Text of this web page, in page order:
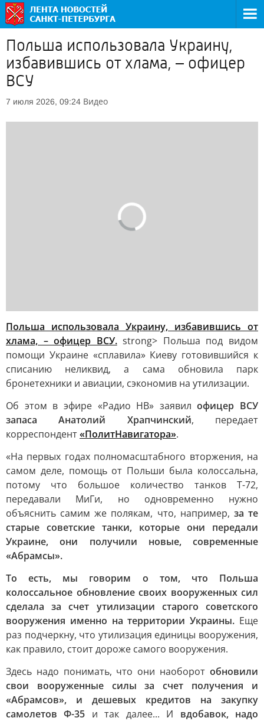
Польша использовала Украину,
избавившись от хлама, – офицер
ВСУ
7 июля 2026, 09:24 Видео
Польша использовала Украину, избавившись от
хлама, – офицер ВСУ.strong> Польша под видом
помощи Украине «сплавила» Киеву готовившийся к
списанию неликвид, а сама обновила парк
бронетехники и авиации, сэкономив на утилизации.
Об этом в эфире «Радио НВ» заявилофицер ВСУ
запаса Анатолий Храпчинский, передает
корреспондент«ПолитНавигатора».
«На первых годах полномасштабного вторжения, на
самом деле, помощь от Польши была колоссальна,
потому что большое количество танков Т-72,
передавали МиГи, но одновременно нужно
объяснить самим же полякам, что, например, за те
старые советские танки, которые они передали
Украине, они получили новые, современные
«Абрамсы».
То есть, мы говорим о том, что Польша
колоссальное обновление своих вооруженных сил
сделала за счет утилизации старого советского
вооружения именно на территории Украины. Еще
раз подчеркну, что утилизация единицы вооружения,
как правило, стоит дороже самого вооружения.
Здесь надо понимать, что они наоборот обновили
свои вооруженные силы за счет получения и
«Абрамсов», и дешевых кредитов на закупку
самолетов Ф-35 и так далее... И вдобавок, надо